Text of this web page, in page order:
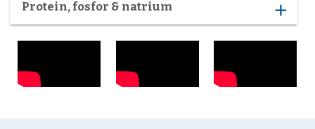
Protein, fosfor & natrium add